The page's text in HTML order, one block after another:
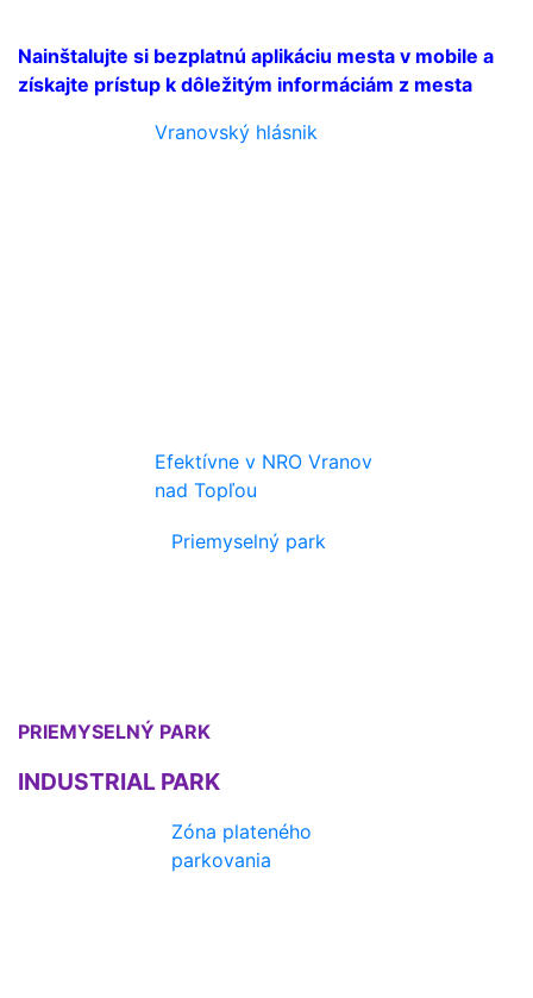
Nainštalujte si bezplatnú aplikáciu mesta v mobile a
získajte prístup k dôležitým informáciám z mesta
Vranovský hlásnik
Efektívne v NRO Vranov
nad Topľou
Priemyselný park
PRIEMYSELNÝ PARK
INDUSTRIAL PARK
Zóna plateného
parkovania